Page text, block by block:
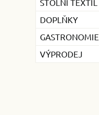
STOLNÍ TEXTIL
DOPLŇKY
GASTRONOMIE
VÝPRODEJ